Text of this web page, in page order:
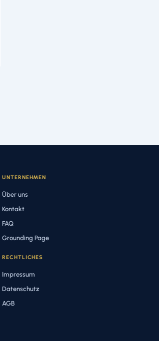
UNTERNEHMEN
Über uns
Kontakt
FAQ
Grounding Page
RECHTLICHES
Impressum
Datenschutz
AGB